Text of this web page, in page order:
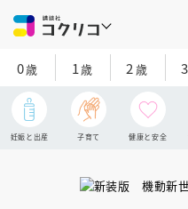
0歳 1歳 2 歳 3
妊娠と出産 子育て 健康と安全